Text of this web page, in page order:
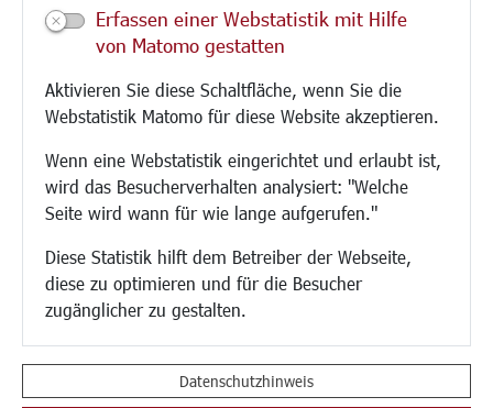
Erfassen einer Webstatistik mit Hilfe
von Matomo gestatten
Aktivieren Sie diese Schaltfläche, wenn Sie die
Webstatistik Matomo für diese Website akzeptieren.
Wenn eine Webstatistik eingerichtet und erlaubt ist,
wird das Besucherverhalten analysiert: "Welche
Seite wird wann für wie lange aufgerufen."
Diese Statistik hilft dem Betreiber der Webseite,
diese zu optimieren und für die Besucher
zugänglicher zu gestalten.
Datenschutzhinweis
Veranstaltungen
Neue Stadthalle Langen
Bäder
Musikschule
Stadtbücherei
Stadtarchiv
Museen
Hotels/Unterkünfte
Gastronomie
Kunstszene
Vereine und Institutionen